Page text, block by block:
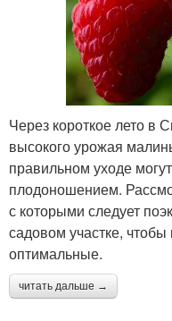
Через короткое лето в
высокого урожая
правильном уходе
плодоношением.
с которыми следует
садовом участке,
оптимальные.
читать дальше →